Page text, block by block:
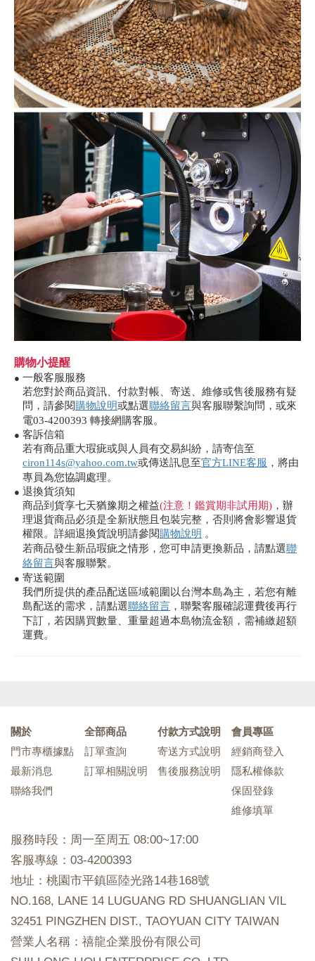
購物小提醒
● 一般客服服務
若您對於商品資訊、付款對帳、寄送、維修或售後服務有疑
問，請參閱購物說明或點選聯絡留言與客服聯繫詢問，或來
電03-4200393 轉接網購客服。
● 客訴信箱
若有商品重大瑕疵或與人員有交易糾紛，請寄信至
ciron114s@yahoo.com.tw或傳送訊息至官方LINE客服 ，將由
專員為您協調處理。
● 退換貨須知
商品到貨享七天猶豫期之權益(注意！鑑賞期非試用期) ，辦
理退貨商品必須是全新狀態且包裝完整，否則將會影響退貨
權限。詳細退換貨說明請參閱購物說明 。
若商品發生新品瑕疵之情形，您可申請更換新品，請點選聯
絡留言與客服聯繫。
● 寄送範圍
我們所提供的產品配送區域範圍以台灣本島為主，若您有離
島配送的需求，請點選聯絡留言 ，聯繫客服確認運費後再行
下訂，若因購買數量、重量超過本島物流金額，需補繳超額
運費。
關於
門市專櫃據點
最新消息
聯絡我們
全部商品
訂單查詢
訂單相關說明
付款方式說明
寄送方式說明
售後服務說明
會員專區
經銷商登入
隱私權條款
保固登錄
維修填單
服務時段：周一至周五 08:00~17:00
客服專線：03-4200393
地址：桃園市平鎮區陸光路14巷168號
NO.168, LANE 14 LUGUANG RD SHUANGLIAN VIL
32451 PINGZHEN DIST., TAOYUAN CITY TAIWAN
營業人名稱：禧龍企業股份有限公司